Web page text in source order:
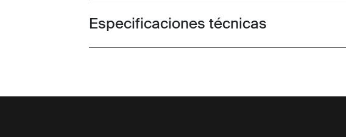
Toggle techspec
Especificaciones técnicas